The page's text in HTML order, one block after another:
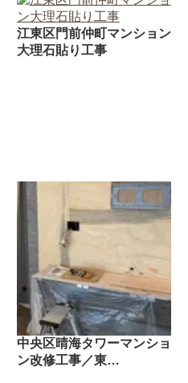
江東区門前仲町マンション
大理石貼り工事
中央区晴海タワーマンショ
ン改修工事／東…